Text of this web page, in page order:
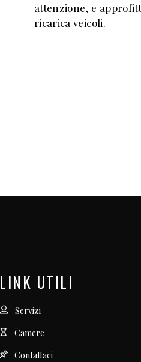
attenzione, e
ricarica veicoli.
LINK UTILI
Servizi
Camere
Contattaci